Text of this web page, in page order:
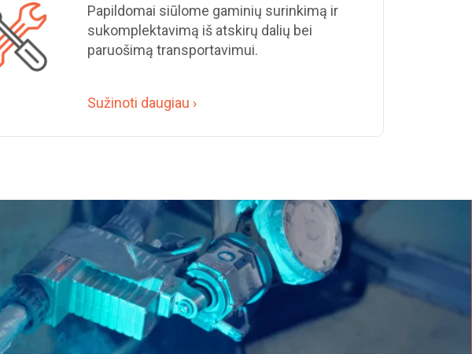
Papildomai siūlome gaminių surinkimą ir
sukomplektavimą iš atskirų dalių bei
paruošimą transportavimui.
Sužinoti daugiau ›